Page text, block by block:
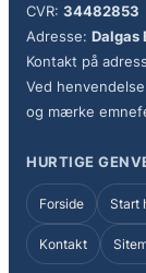
CVR: 34482853
Adresse: Dalgas
Kontakt på
Ved
og mærke
HURTIGE
Forside Start
Kontakt